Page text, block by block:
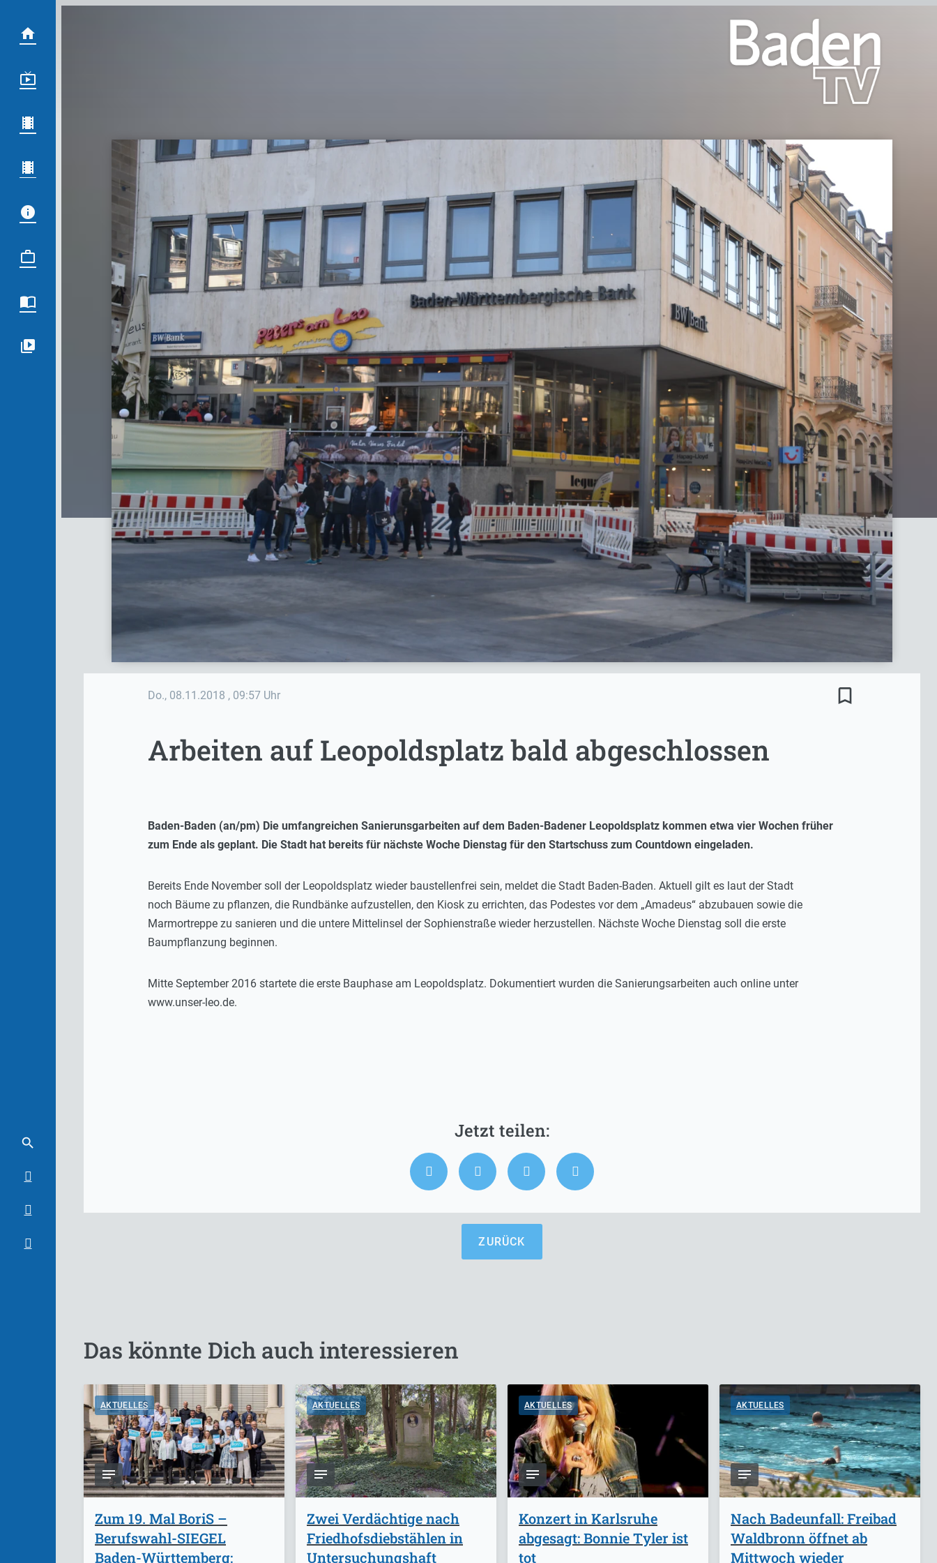
Do., 08.11.2018 , 09:57 Uhr bookmark_border
Arbeiten auf Leopoldsplatz bald abgeschlossen
Baden-Baden (an/pm) Die umfangreichen Sanierunsgarbeiten auf dem Baden-Badener Leopoldsplatz kommen etwa vier Wochen früher
zum Ende als geplant. Die Stadt hat bereits für nächste Woche Dienstag für den Startschuss zum Countdown eingeladen.
Bereits Ende November soll der Leopoldsplatz wieder baustellenfrei sein, meldet die Stadt Baden-Baden. Aktuell gilt es laut der Stadt
noch Bäume zu pflanzen, die Rundbänke aufzustellen, den Kiosk zu errichten, das Podestes vor dem „Amadeus“ abzubauen sowie die
Marmortreppe zu sanieren und die untere Mittelinsel der Sophienstraße wieder herzustellen. Nächste Woche Dienstag soll die erste
Baumpflanzung beginnen.
Mitte September 2016 startete die erste Bauphase am Leopoldsplatz. Dokumentiert wurden die Sanierungsarbeiten auch online unter
www.unser-leo.de.
ZURÜCK
Das könnte Dich auch interessieren
AKTUELLES
Zum 19. Mal BoriS –
Berufswahl-SIEGEL
Baden-Württemberg:
AKTUELLES
Zwei Verdächtige nach
Friedhofsdiebstählen in
Untersuchungshaft
AKTUELLES
Konzert in Karlsruhe
abgesagt: Bonnie Tyler ist
tot
AKTUELLES
Nach Badeunfall: Freibad
Waldbronn öffnet ab
Mittwoch wieder